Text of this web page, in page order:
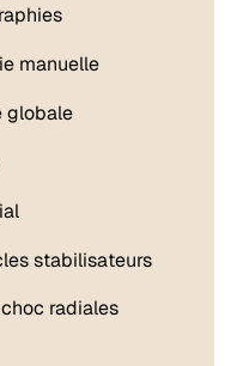
manuelle
globale
stabilisateurs
radiales